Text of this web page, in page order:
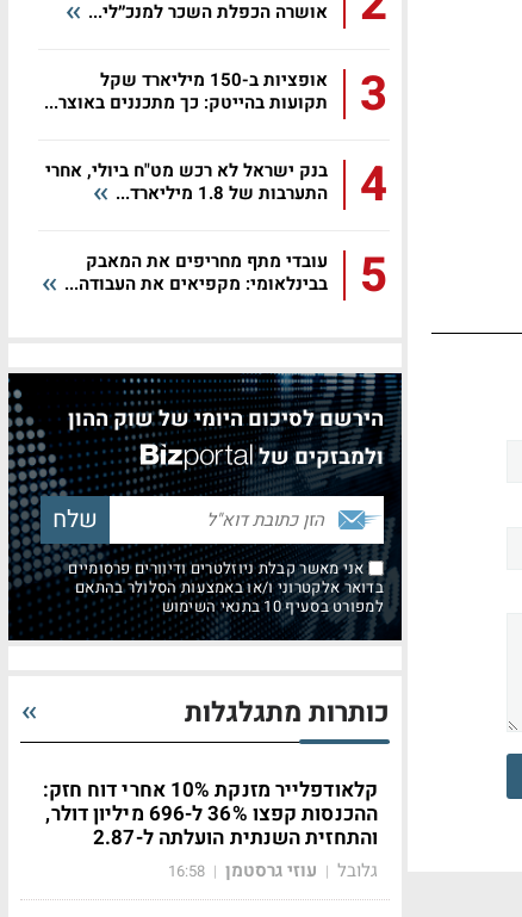
אושרה הכפלת השכר למנכ״לי...
3
אופציות ב-150 מיליארד שקל
תקועות בהייטק: כך מתכננים באוצר...
4
בנק ישראל לא רכש מט"ח ביולי, אחרי
התערבות של 1.8 מיליארד...
5
עובדי מתף מחריפים את המאבק
בבינלאומי: מקפיאים את העבודה...
הירשם לסיכום היומי של שוק ההון
ולמבזקים של
אני מאשר קבלת ניוזלטרים ודיוורים פרסומיים
בדואר אלקטרוני ו/או באמצעות הסלולר בהתאם
למפורט בסעיף 10 בתנאי השימוש
כותרות מתגלגלות
קלאודפלייר מזנקת 10% אחרי דוח חזק:
ההכנסות קפצו 36% ל-696 מיליון דולר,
והתחזית השנתית הועלתה ל-2.87
גלובל | עוזי גרסטמן |
16:58